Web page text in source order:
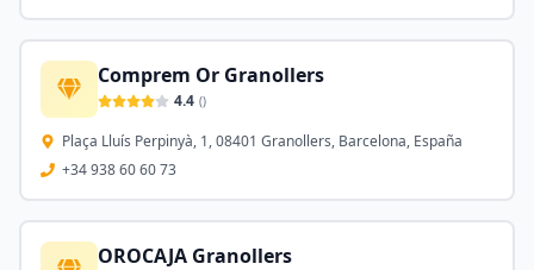
Comprem Or Granollers
4.4 ()
Plaça Lluís Perpinyà, 1, 08401 Granollers, Barcelona, España
+34 938 60 60 73
OROCAJA Granollers